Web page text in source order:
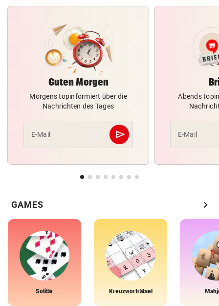
Guten Morgen
Morgens topinformiert über die
Nachrichten des Tages
E-Mail send
Abschicken
Abends
E-Mail
GAMES chevron_right
Solitär Kreuzworträtsel